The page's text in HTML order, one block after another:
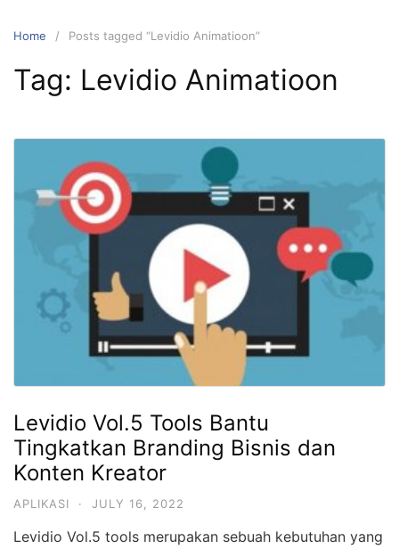
Home Posts tagged “Levidio Animatioon”
Tag: Levidio Animatioon
Levidio Vol.5 Tools Bantu
Tingkatkan Branding Bisnis dan
Konten Kreator
APLIKASI · JULY 16, 2022
Levidio Vol.5 tools merupakan sebuah kebutuhan yang